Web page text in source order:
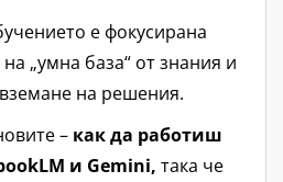
е фокусирана
„умна база“ от знания и
на решения.
– как да работиш
и Gemini, така че